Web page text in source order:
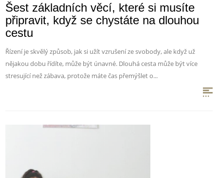
Šest základních věcí, které si musíte
připravit, když se chystáte na dlouhou
cestu
Řízení je skvělý způsob, jak si užít vzrušení ze svobody, ale když už
nějakou dobu řídíte, může být únavné. Dlouhá cesta může být více
stresující než zábava, protože máte čas přemýšlet o...